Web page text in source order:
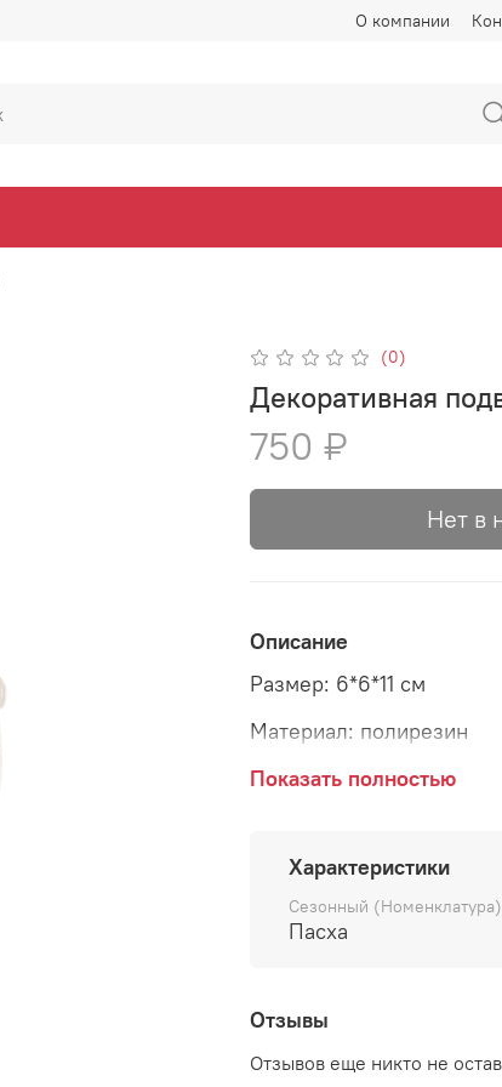
О компании
(0)
Декоративная
750 ₽
Нет в
Описание
Размер: 6*6*11 см
Материал: полирезин
Страна: Голландия
Показать полностью
Характеристики
Сезонный (Номенклатура)
Пасха
Отзывы
Отзывов еще никто не